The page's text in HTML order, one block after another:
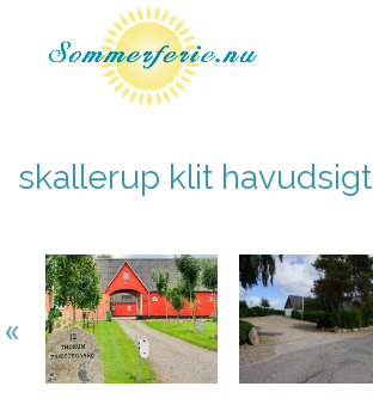
skallerup klit havudsigt